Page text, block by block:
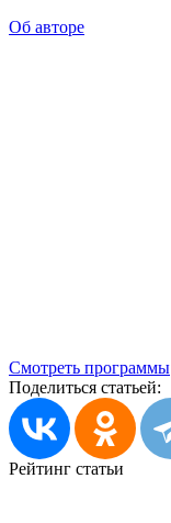
Об авторе
Смотреть программы
Поделиться статьей:
Рейтинг статьи